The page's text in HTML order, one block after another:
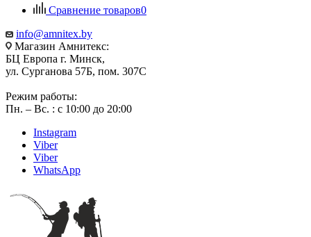
Сравнение товаров0
info@amnitex.by
Магазин Амнитекс:
БЦ Европа г. Минск,
ул. Сурганова 57Б, пом. 307С
Режим работы:
Пн. – Вс. : с 10:00 до 20:00
Instagram
Viber
Viber
WhatsApp